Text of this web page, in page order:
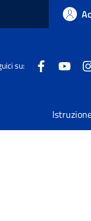
su: Facebook
della Rinascita